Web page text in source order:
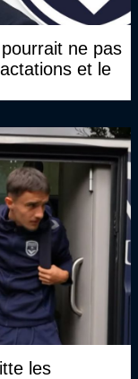
ne pas
et le
les